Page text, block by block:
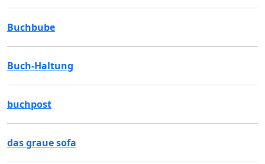
Buchbube
Buch-Haltung
buchpost
das graue sofa